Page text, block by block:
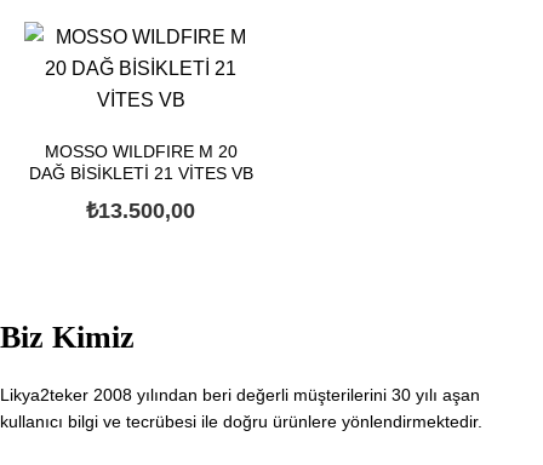
Bu ürünün birden fazla varyasyonu var. Seçenekler
MOSSO WILDFIRE M 20
DAĞ BİSİKLETİ 21 VİTES VB
₺13.500,00
Biz Kimiz
Likya2teker 2008 yılından beri değerli müşterilerini 30 yılı aşan
kullanıcı bilgi ve tecrübesi ile doğru ürünlere yönlendirmektedir.